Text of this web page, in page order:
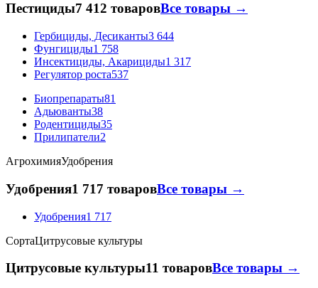
Пестициды7 412 товаровВсе товары →
Гербициды, Десиканты3 644
Фунгициды1 758
Инсектициды, Акарициды1 317
Регулятор роста537
Биопрепараты81
Адьюванты38
Родентициды35
Прилипатели2
АгрохимияУдобрения
Удобрения1 717 товаровВсе товары →
Удобрения1 717
СортаЦитрусовые культуры
Цитрусовые культуры11 товаровВсе товары →